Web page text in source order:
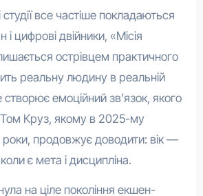
студії все частіше покладаються
і цифрові двійники, «Місія
острівцем практичного
реальну людину в реальній
створює емоційний зв’язок, якого
Том Круз, якому в 2025-му
продовжує доводити: вік —
є мета і дисципліна.
на ціле покоління екшен-